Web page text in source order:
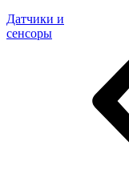
Датчики и
сенсоры